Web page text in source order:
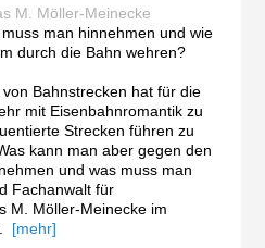
M. Möller-Meinecke
man hinnehmen und wie
durch die Bahn wehren?
Bahnstrecken hat für die
mit Eisenbahnromantik zu
Strecken führen zu
kann man aber gegen den
und was muss man
Fachanwalt für
M. Möller-Meinecke im
[mehr]